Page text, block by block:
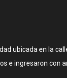
ubicada en la
e ingresaron con